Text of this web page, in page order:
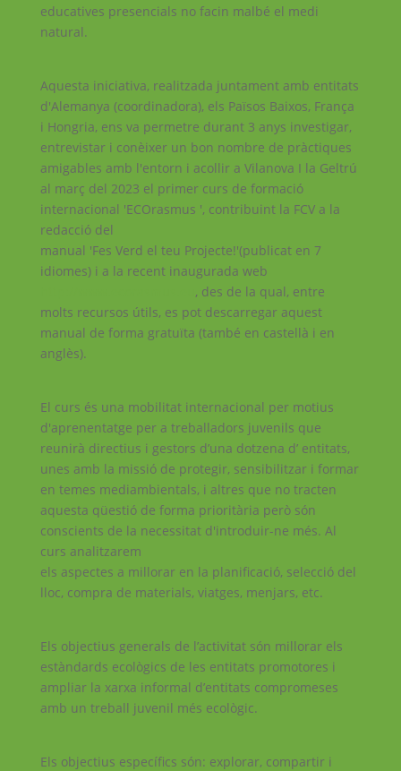
educatives presencials no facin malbé el medi
natural.
Aquesta iniciativa, realitzada juntament amb entitats
d'Alemanya (coordinadora), els Països Baixos, França
i Hongria, ens va permetre durant 3 anys investigar,
entrevistar i conèixer un bon nombre de pràctiques
amigables amb l'entorn i acollir a Vilanova I la Geltrú
al març del 2023 el primer curs de formació
internacional 'ECOrasmus ', contribuint la FCV a la
redacció del
manual 'Fes Verd el teu Projecte!'(publicat en 7
idiomes) i a la recent inaugurada web
, des de la qual, entre
molts recursos útils, es pot descarregar aquest
manual de forma gratuïta (també en castellà i en
anglès).
El curs és una mobilitat internacional per motius
d'aprenentatge per a treballadors juvenils que
reunirà directius i gestors d’una dotzena d’ entitats,
unes amb la missió de protegir, sensibilitzar i formar
en temes mediambientals, i altres que no tracten
aquesta qüestió de forma prioritària però són
conscients de la necessitat d'introduir-ne més. Al
curs analitzarem
els aspectes a millorar en la planificació, selecció del
lloc, compra de materials, viatges, menjars, etc.
Els objectius generals de l’activitat són millorar els
estàndards ecològics de les entitats promotores i
ampliar la xarxa informal d’entitats compromeses
amb un treball juvenil més ecològic.
Els objectius específics són: explorar, compartir i